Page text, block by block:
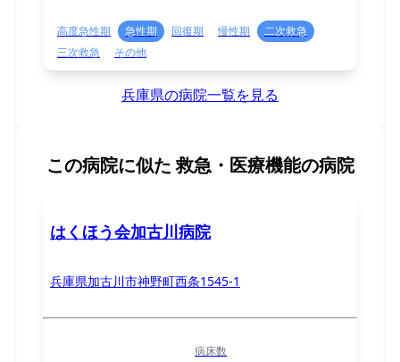
高度急性期 急性期 回復期 慢性期
二次救急
三次救急
その他
兵庫県の病院一覧を見る
この病院に似た 救急・医療機能の病院
はくほう会加古川病院
兵庫県加古川市神野町西条1545-1
病床数